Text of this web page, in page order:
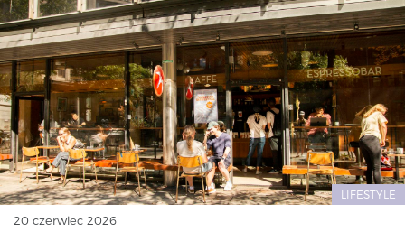
LIFESTYLE
20 czerwiec 2026